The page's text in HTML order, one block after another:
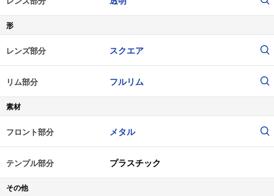
形
レンズ部分 スクエア
リム部分 フルリム
素材
フロント部分 メタル
テンプル部分 プラスチック
その他